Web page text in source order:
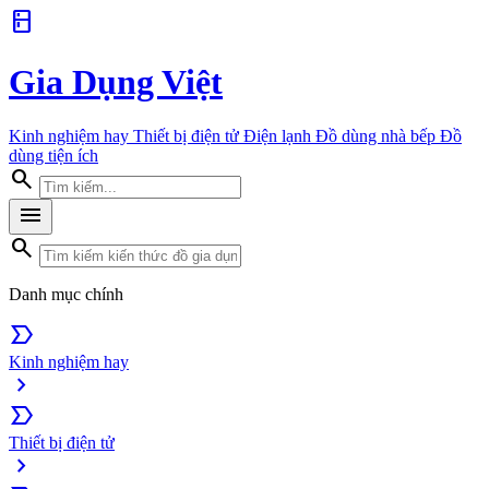
kitchen
Gia Dụng Việt
Kinh nghiệm hay Thiết bị điện tử Điện lạnh Đồ dùng nhà bếp Đồ
dùng tiện ích
search
menu
search
Danh mục chính
label_important
Kinh nghiệm hay
chevron_right
label_important
Thiết bị điện tử
chevron_right